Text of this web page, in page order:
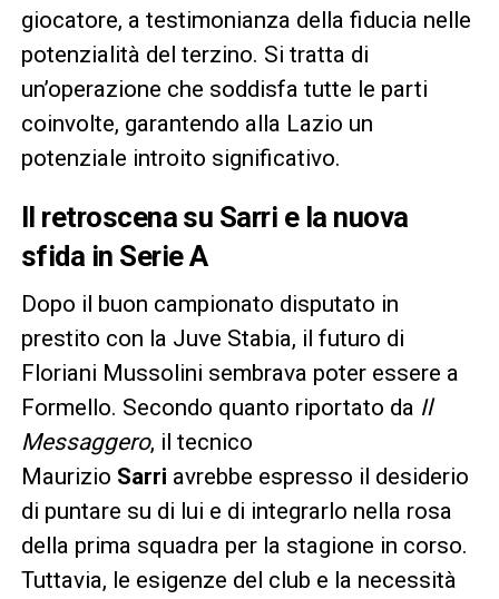
giocatore, a testimonianza della fiducia nelle
potenzialità del terzino. Si tratta di
un’operazione che soddisfa tutte le parti
coinvolte, garantendo alla Lazio un
potenziale introito significativo.
Il retroscena su Sarri e la nuova
sfida in Serie A
Dopo il buon campionato disputato in
prestito con la Juve Stabia, il futuro di
Floriani Mussolini sembrava poter essere a
Formello. Secondo quanto riportato da Il
Messaggero, il tecnico
Maurizio Sarri avrebbe espresso il desiderio
di puntare su di lui e di integrarlo nella rosa
della prima squadra per la stagione in corso.
Tuttavia, le esigenze del club e la necessità